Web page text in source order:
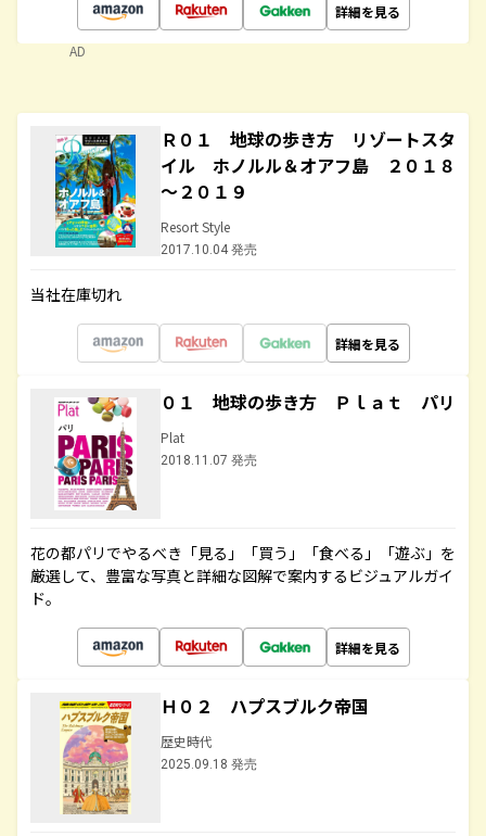
詳細を見る
AD
Ｒ０１ 地球の歩き方 リゾートスタ
イル ホノルル＆オアフ島 ２０１８
～２０１９
Resort Style
2017.10.04 発売
当社在庫切れ
詳細を見る
０１ 地球の歩き方 Ｐｌａｔ パリ
Plat
2018.11.07 発売
花の都パリでやるべき「見る」「買う」「食べる」「遊ぶ」を
厳選して、豊富な写真と詳細な図解で案内するビジュアルガイ
ド。
詳細を見る
Ｈ０２ ハプスブルク帝国
歴史時代
2025.09.18 発売